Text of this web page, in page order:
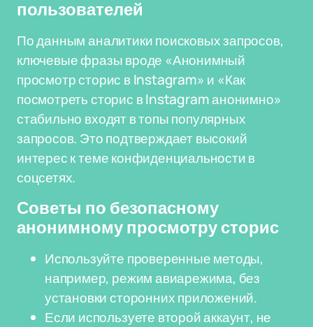
пользователей
По данным аналитики поисковых запросов,
ключевые фразы вроде «Анонимный
просмотр сторис в Instagram» и «Как
посмотреть сторис в Instagram анонимно»
стабильно входят в топы популярных
запросов. Это подтверждает высокий
интерес к теме конфиденциальности в
соцсетях.
Советы по безопасному
анонимному просмотру сторис
Используйте проверенные методы,
например, режим авиарежима, без
установки сторонних приложений.
Если используете второй аккаунт, не